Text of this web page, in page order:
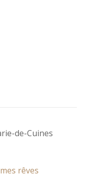
de-Cuines
rêves